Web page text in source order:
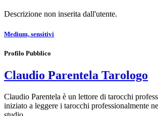
Descrizione non inserita dall'utente.
Medium, sensitivi
Profilo Pubblico
Claudio Parentela Tarologo
Claudio Parentela è un lettore di tarocchi
iniziato a leggere i tarocchi professionalmente